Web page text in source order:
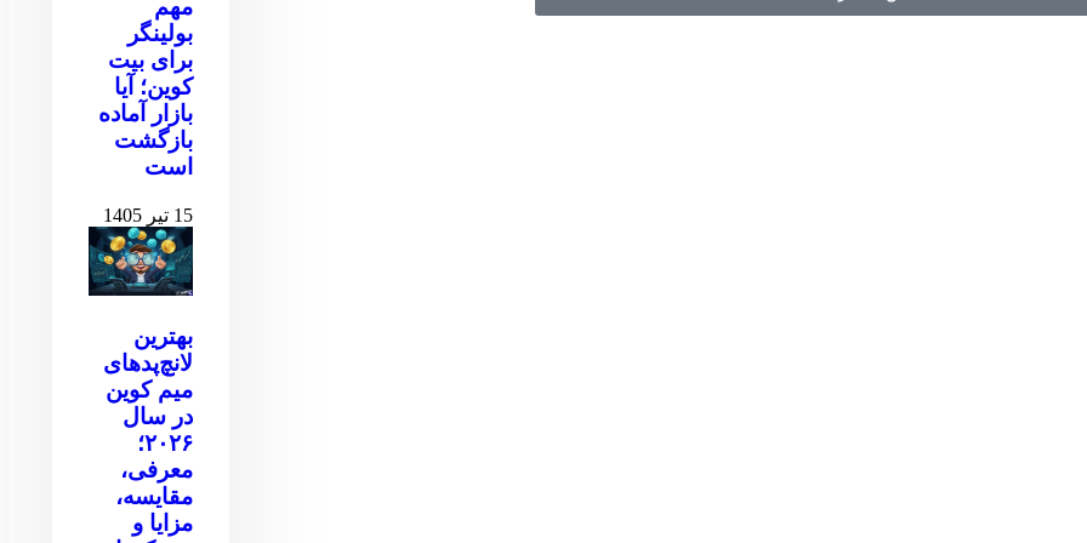
مهم
بولینگر
برای بیت
کوین‌‌؛ آیا
بازار آماده
بازگشت
است
15 تیر 1405
بهترین
لانچ‌پدهای
میم کوین
در سال
۲۰۲۶؛
معرفی،
مقایسه،
مزایا و